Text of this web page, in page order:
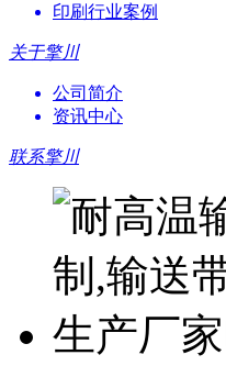
印刷行业案例
关于擎川
公司简介
资讯中心
联系擎川